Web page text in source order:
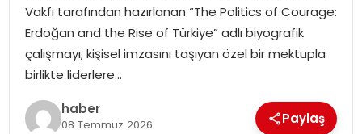
Vakfı tarafından hazırlanan “The Politics of Courage:
Erdoğan and the Rise of Türkiye” adlı biyografik
çalışmayı, kişisel imzasını taşıyan özel bir mektupla
birlikte liderlere…
haber
08 Temmuz 2026 Paylaş